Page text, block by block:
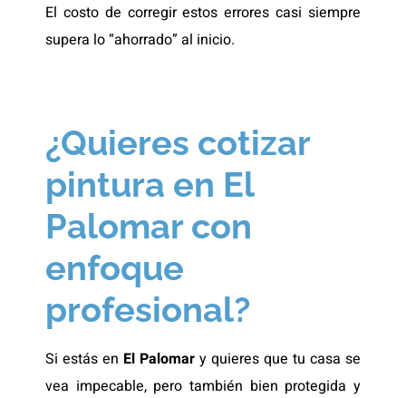
El costo de corregir estos errores casi siempre
supera lo “ahorrado” al inicio.
¿Quieres cotizar
pintura en El
Palomar con
enfoque
profesional?
Si estás en El Palomar y quieres que tu casa se
vea impecable, pero también bien protegida y